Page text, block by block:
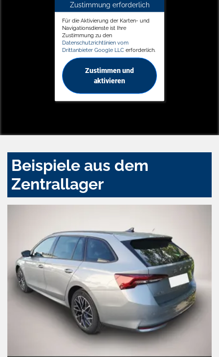
Zustimmung erforderlich
Für die Aktivierung der Karten- und
Navigationsdienste ist Ihre
Zustimmung zu den
Datenschutzrichtlinien vom
Drittanbieter Google LLC erforderlich.
Zustimmen und
aktivieren
Beispiele aus dem
Zentrallager